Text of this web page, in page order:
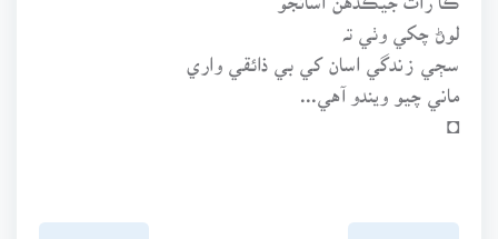
لوڻ چکي وٺي تہ
سڄي زندگي اسان کي بي ذائقي واري
ماني چيو ويندو آهي...